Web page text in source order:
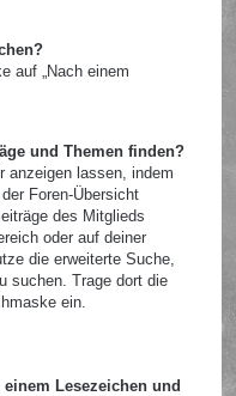
auf „Nach einem
und Themen finden?
anzeigen lassen, indem
Foren-Übersicht
des Mitglieds
oder auf deiner
die erweiterte Suche,
suchen. Trage dort die
ein.
Lesezeichen und